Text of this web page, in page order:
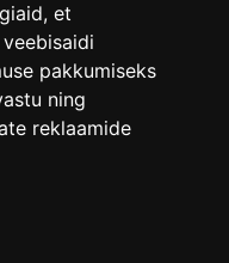
et
veebisaidi
pakkumiseks
ning
reklaamide